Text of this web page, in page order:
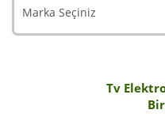
Marka Seçiniz
Tv